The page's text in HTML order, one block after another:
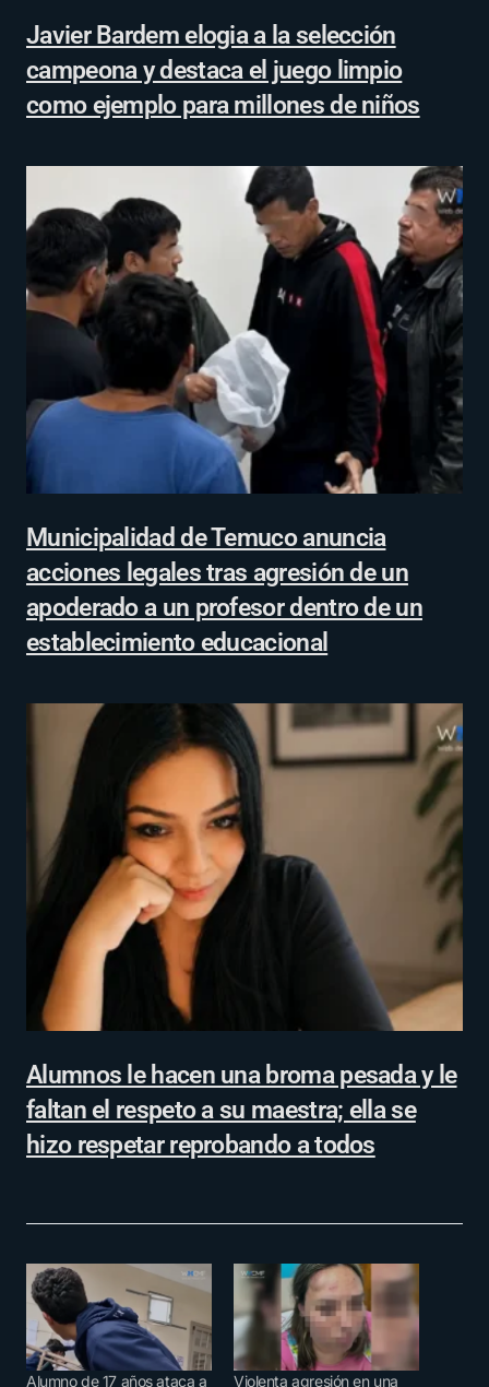
Javier Bardem elogia a la selección
campeona y destaca el juego limpio
como ejemplo para millones de niños
Municipalidad de Temuco anuncia
acciones legales tras agresión de un
apoderado a un profesor dentro de un
establecimiento educacional
Alumnos le hacen una broma pesada y le
faltan el respeto a su maestra; ella se
hizo respetar reprobando a todos
Alumno de 17 años ataca a Violenta agresión en una